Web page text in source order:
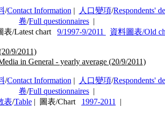
/Contact Information | 人口變項/Respondents'
卷/Full questionnaires |
表/Latest chart 9/1997-9/2011 資料圖表/Old
9/2011)
in General - yearly average (20/9/2011)
/Contact Information | 人口變項/Respondents'
卷/Full questionnaires |
表/Table| 圖表/Chart 1997-2011 |